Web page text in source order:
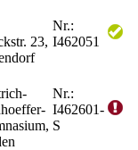
23,
Nr.:
I462051
Nr.:
I462601-
S